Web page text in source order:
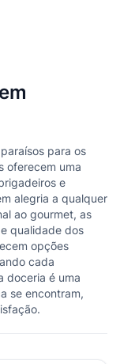
para os
oferecem uma
e
alegria a qualquer
ao gourmet, as
qualidade dos
opções
cada
doceria é uma
se encontram,